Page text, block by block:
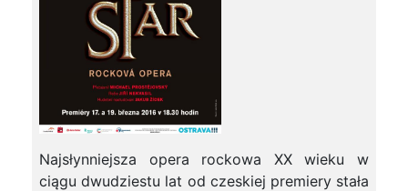
Najsłynniejsza opera rockowa XX wieku w
ciągu dwudziestu lat od czeskiej premiery stała